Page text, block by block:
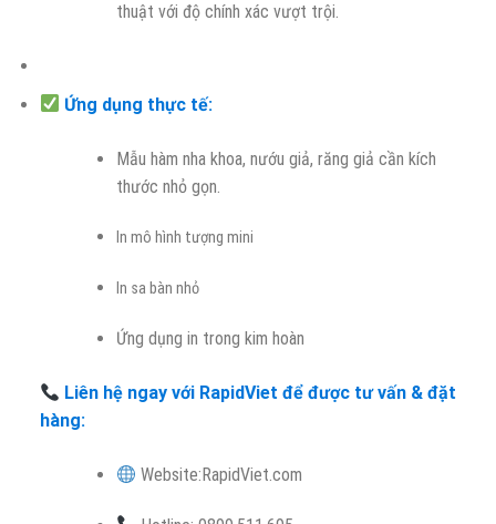
thuật với độ chính xác vượt trội.
Ứng dụng thực tế:
Mẫu hàm nha khoa, nướu giả, răng giả cần kích
thước nhỏ gọn.
In mô hình tượng mini
In sa bàn nhỏ
Ứng dụng in trong kim hoàn
Liên hệ ngay với RapidViet để được tư vấn & đặt
hàng:
Website:RapidViet.com